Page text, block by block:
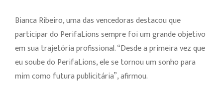
Bianca Ribeiro, uma das vencedoras destacou que
participar do PerifaLions sempre foi um grande objetivo
em sua trajetória profissional. “Desde a primeira vez que
eu soube do PerifaLions, ele se tornou um sonho para
mim como futura publicitária”, afirmou.